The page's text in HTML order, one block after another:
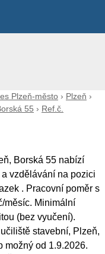
Plzeň-město › Plzeň ›
55 › Ref.č.
Borská 55 nabízí
vzdělávání na pozici
. Pracovní poměr s
měsíc. Minimální
(bez vyučení).
stavební, Plzeň,
možný od 1.9.2026.